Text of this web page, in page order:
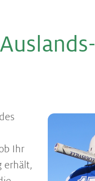
Ihr
erhält,